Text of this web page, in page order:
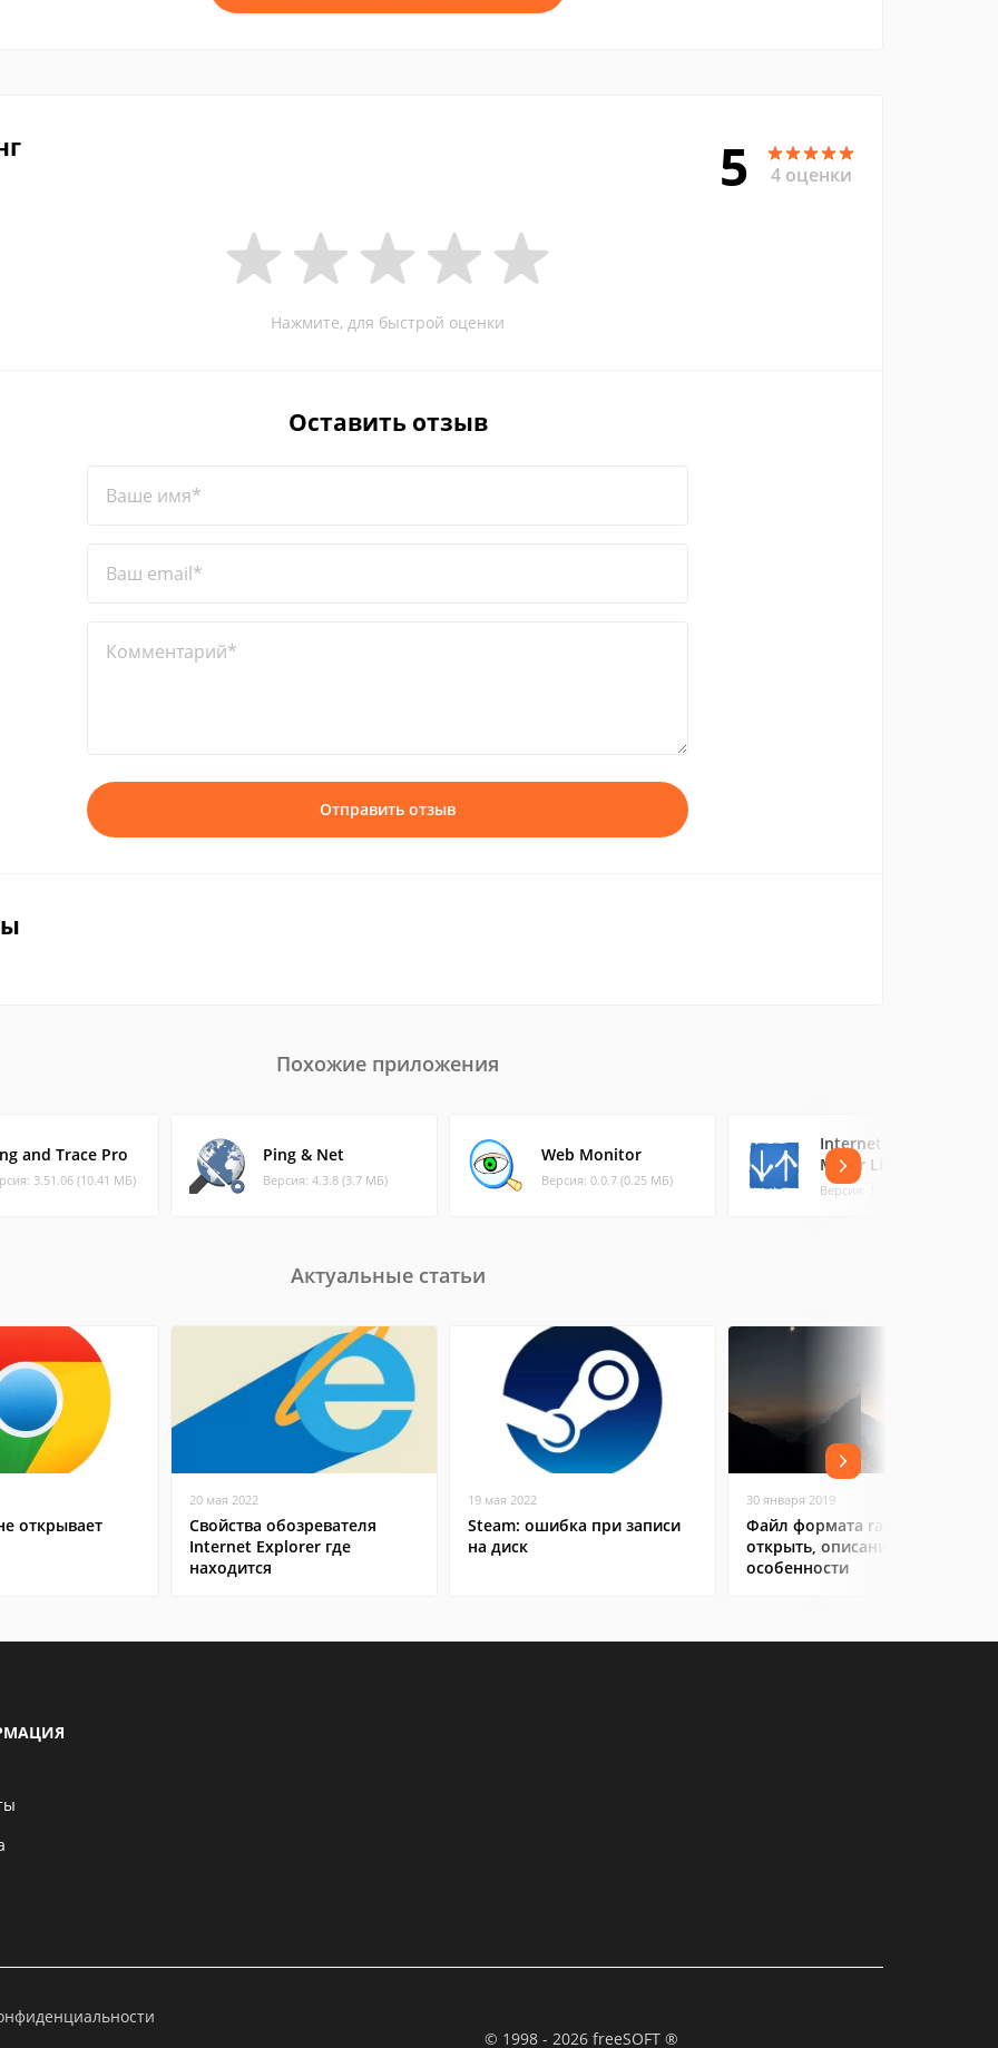
5 4 оценки
Нажмите, для быстрой оценки
Оставить отзыв
Ваше имя*
Ваш email*
Комментарий*
Отправить отзыв
Похожие приложения
and Trace Pro
3.51.06 (10.41 МБ)
Ping & Net
Версия: 4.3.8 (3.7 МБ)
Web Monitor
Версия: 0.0.7 (0.25 МБ)
Internet Speed
Meter Lite
Версия: 1.7.0-li (18.94 МБ)
Актуальные статьи
открывает
20 мая 2022
Свойства обозревателя
Internet Explorer где
находится
19 мая 2022
Steam: ошибка при записи
на диск
30 января 2019
Файл формата raw: чем
открыть, описание,
особенности
© 1998 - 2026 freeSOFT ®